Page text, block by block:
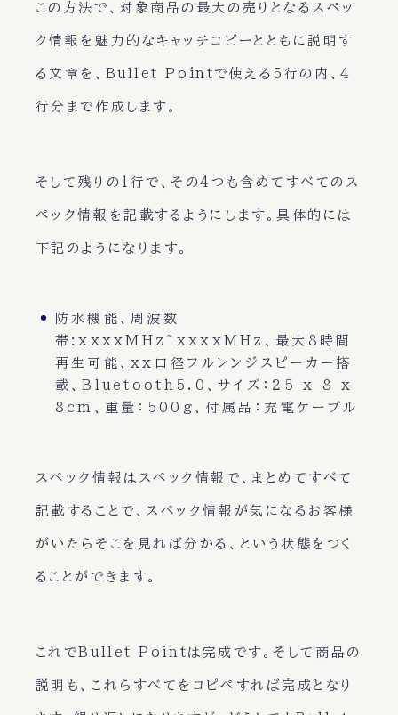
この方法で、対象商品の最大の売りとなるスペッ
ク情報を魅力的なキャッチコピーとともに説明す
る文章を、Bullet Pointで使える5行の内、4
行分まで作成します。
そして残りの1行で、その4つも含めてすべてのス
ペック情報を記載するようにします。具体的には
下記のようになります。
防水機能、周波数
帯:xxxxMHz~xxxxMHz、最大8時間
再生可能、xx口径フルレンジスピーカー搭
載、Bluetooth5.0、サイズ：25 x 8 x
8cm、重量：500g、付属品：充電ケーブル
スペック情報はスペック情報で、まとめてすべて
記載することで、スペック情報が気になるお客様
がいたらそこを見れば分かる、という状態をつく
ることができます。
これでBullet Pointは完成です。そして商品の
説明も、これらすべてをコピペすれば完成となり